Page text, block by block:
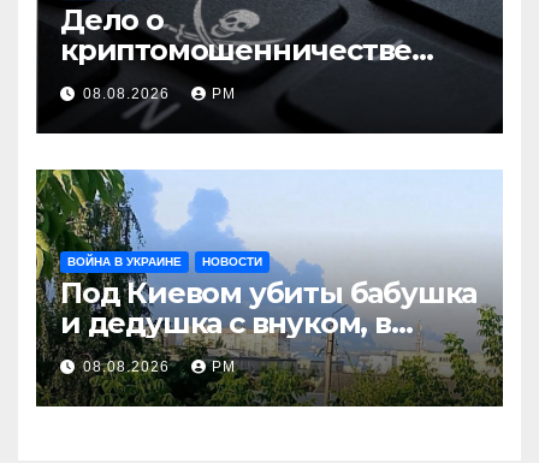
Дело о
криптомошенничестве
оборачивают в содействие
терроризму
08.08.2026 РМ
ВОЙНА В УКРАИНЕ НОВОСТИ
Под Киевом убиты бабушка
и дедушка с внуком, в
Поволжье и на Кубани
вновь горят НПЗ
08.08.2026 РМ